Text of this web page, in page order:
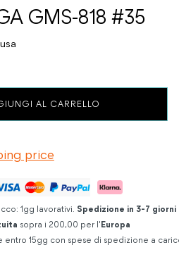
GMS-818 #35
AL CARRELLO
price
1gg lavorativi. Spedizione in 3-7 giorni
sopra i 200,00 per l'Europa
entro 15gg con spese di spedizione a